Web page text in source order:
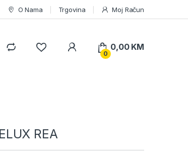
O Nama Trgovina Moj Račun
0
0,00 KM
REA